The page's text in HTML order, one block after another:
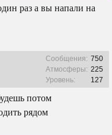
раз а вы напали на
Сообщения: 750
Атмосферы: 225
Уровень:
127
потом
рядом